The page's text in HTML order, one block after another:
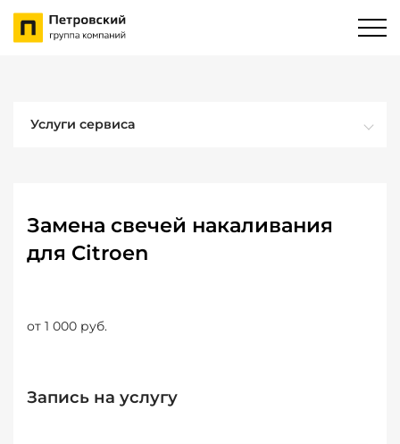
Услуги сервиса
Замена свечей накаливания
для Citroen
от 1 000 руб.
Запись на услугу